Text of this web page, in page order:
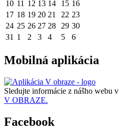
10 11 12 13 14 15 16
17 18 19 20 21 22 23
24 25 26 27 28 29 30
31 1 2 3 4 5 6
Mobilná aplikácia
Sledujte informácie z nášho webu v
V OBRAZE.
Facebook